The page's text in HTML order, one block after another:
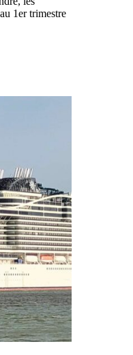
1er trimestre